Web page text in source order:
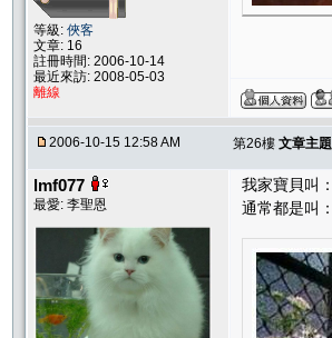
等級: 俠客
文章: 16
註冊時間: 2006-10-14
最近來訪: 2008-05-03
離線
2006-10-15 12:58 AM 第26樓 文章主
lmf077
最愛: 李聖恩
我家寶貝叫
通常都是叫